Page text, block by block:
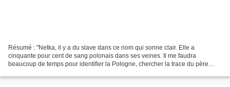
Résumé : "Netka, il y a du slave dans ce nom qui sonne clair. Elle a
cinquante pour cent de sang polonais dans ses veines. Il me faudra
beaucoup de temps pour identifier la Pologne, chercher la trace du père